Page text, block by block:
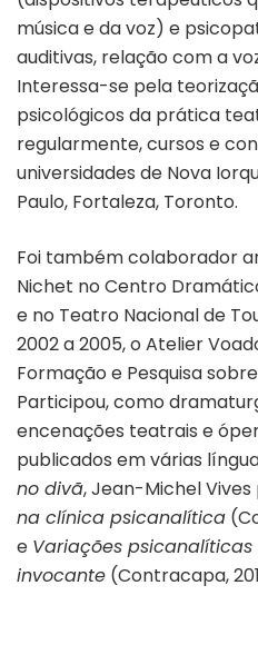
música e da voz) e
auditivas, relação com a
Interessa-se pela
psicológicos da prática
regularmente, cursos e
universidades de Nova
Paulo, Fortaleza, Toronto.
Foi também colaborador
Nichet no Centro
e no Teatro Nacional de
2002 a 2005, o Atelier
Formação e Pesquisa
Participou, como
encenações teatrais e
publicados em várias
no divã, Jean-Michel
na clínica psicanalítica
e Variações
invocante (Contracapa,